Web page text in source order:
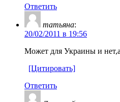
Ответить
татьяна:
20/02/2011 в 19:56
Может для Украины и
[Цитировать]
Ответить